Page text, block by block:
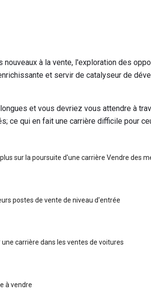
nouveaux à la vente, l'exploration des
et servir de catalyseur de
et vous devriez vous attendre à
ce qui en fait une carrière difficile pour
plus sur la poursuite d'une carrière Vendre des
postes de vente de niveau d'entrée
une carrière dans les ventes de voitures
à vendre